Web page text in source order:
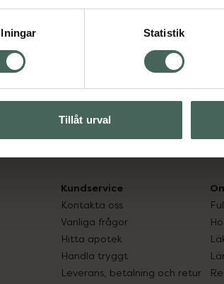
Statistik
Tillåt urval
Kundservice
Kontakta oss
Vanliga frågor
Hitta apotek
Handla tryggt
Leverans, betalning och retur